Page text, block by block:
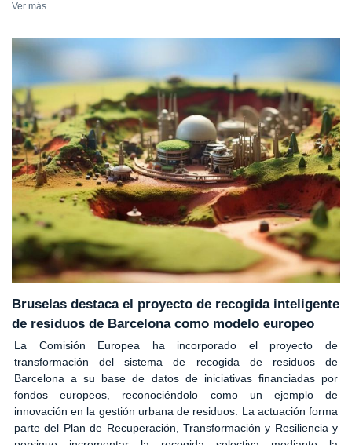
Ver más
Bruselas destaca el proyecto de recogida inteligente
de residuos de Barcelona como modelo europeo
La Comisión Europea ha incorporado el proyecto de
transformación del sistema de recogida de residuos de
Barcelona a su base de datos de iniciativas financiadas por
fondos europeos, reconociéndolo como un ejemplo de
innovación en la gestión urbana de residuos. La actuación forma
parte del Plan de Recuperación, Transformación y Resiliencia y